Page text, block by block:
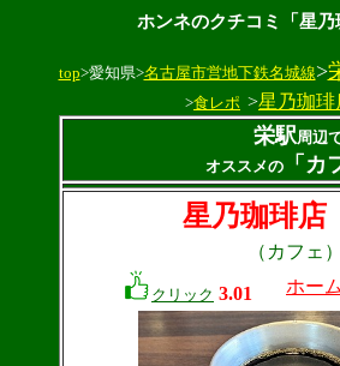
ホンネのクチコミ「星
top>愛知県>名古屋市営地下鉄名城線>
>食レポ >星乃珈
栄駅周辺
オススメの
「カ
星乃珈琲
（カフェ）
クリック 3.01 ホー